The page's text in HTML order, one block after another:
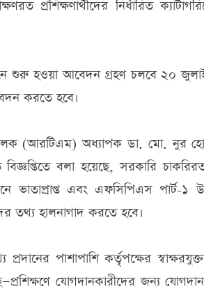
প্রশিক্ষণার্থীদের নির্ধারিত
হওয়া আবেদন গ্রহণ চলবে ২০ জুলাই
করতে হবে।
(আরটিএম) অধ্যাপক ডা. মো. নুর
বলা হয়েছে, সরকারি
ভাতাপ্রাপ্ত এবং এফসিপিএস পার্ট-
তথ্য হালনাগাদ করতে হবে।
পাশাপাশি কর্তৃপক্ষের
যোগদানকারীদের জন্য